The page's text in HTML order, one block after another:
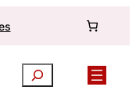
Buscar